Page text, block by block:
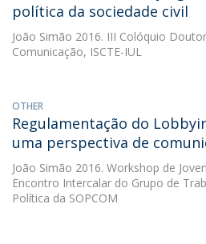
política da sociedade civil
João Simão 2016. III Colóquio
Comunicação, ISCTE-IUL
OTHER
Regulamentação do
uma perspectiva de
João Simão 2016. Workshop de
Encontro Intercalar do Grupo de
Política da SOPCOM